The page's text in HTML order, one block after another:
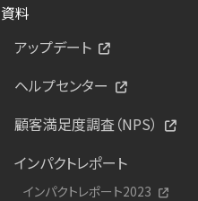
資料
アップデート
ヘルプセンター
顧客満足度調査（NPS）
インパクトレポート
インパクトレポート2023